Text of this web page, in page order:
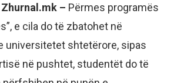
– Përmes programës
e cila do të zbatohet në
universitetet shtetërore, sipas
në pushtet, studentët do të